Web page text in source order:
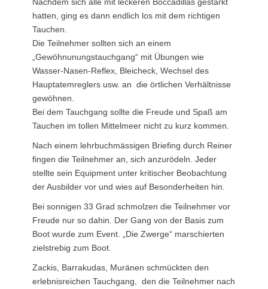
hatten, ging es dann endlich los mit dem richtigen
Tauchen.
Die Teilnehmer sollten sich an einem
„Gewöhnunungstauchgang“ mit Übungen wie
Wasser-Nasen-Reflex, Bleicheck, Wechsel des
Hauptatemreglers usw. an die örtlichen Verhältnisse
gewöhnen.
Bei dem Tauchgang sollte die Freude und Spaß am
Tauchen im tollen Mittelmeer nicht zu kurz kommen.
Nach einem lehrbuchmässigen Briefing durch Reiner
fingen die Teilnehmer an, sich anzurödeln. Jeder
stellte sein Equipment unter kritischer Beobachtung
der Ausbilder vor und wies auf Besonderheiten hin.
Bei sonnigen 33 Grad schmolzen die Teilnehmer vor
Freude nur so dahin. Der Gang von der Basis zum
Boot wurde zum Event. „Die Zwerge“ marschierten
zielstrebig zum Boot.
Zackis, Barrakudas, Muränen schmückten den
erlebnisreichen Tauchgang, den die Teilnehmer nach